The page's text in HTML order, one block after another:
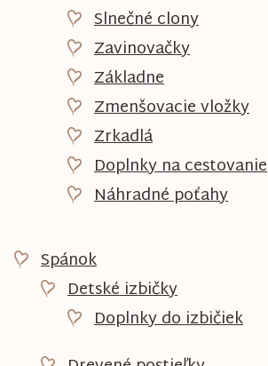
Slnečné clony
Zavinovačky
Základne
Zmenšovacie vložky
Zrkadlá
Doplnky na cestovanie
Náhradné poťahy
Spánok
Detské izbičky
Doplnky do izbičiek